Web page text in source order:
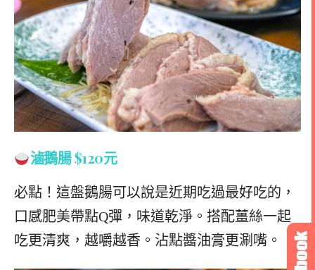
滷鵝腸$120元
必點！這盤鵝腸可以說是近期吃過最好吃的，
口感肥美帶點Q彈，味道乾淨。搭配薑絲一起
吃更清爽，越嚼越香。沾點醬油膏更涮嘴。